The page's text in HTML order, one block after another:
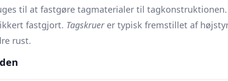
til at fastgøre tagmaterialer til
fastgjort. Tagskruerer typisk fremstillet af
rust.
tagskruer
er populære på grund af deres evne til